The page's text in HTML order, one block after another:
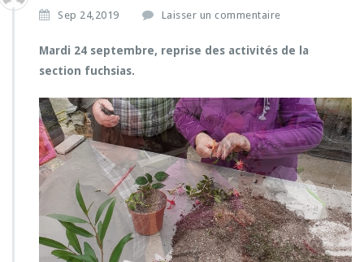
Sep 24,2019 Laisser un commentaire
Mardi 24 septembre, reprise des activités de la
section fuchsias.